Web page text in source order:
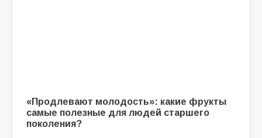
«Продлевают молодость»: какие фрукты
самые полезные для людей старшего
поколения?